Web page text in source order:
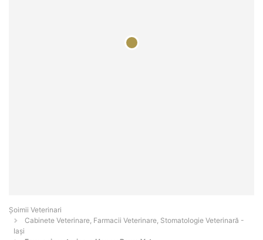
Șoimii Veterinari
Cabinete Veterinare, Farmacii Veterinare, Stomatologie Veterinară -
Iaşi